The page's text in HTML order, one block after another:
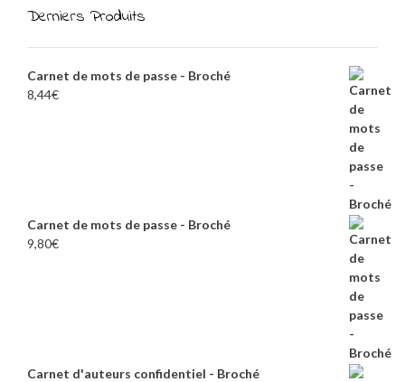
Derniers Produits
Carnet de mots de passe - Broché
8,44€
Carnet de mots de passe - Broché
9,80€
Carnet d'auteurs confidentiel - Broché